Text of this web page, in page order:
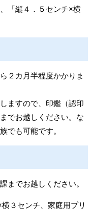
「縦４．５センチ×横
２カ月半程度かかりま
ますので、印鑑（認印
でお越しください。な
でも可能です。
までお越しください。
３センチ、家庭用プリ